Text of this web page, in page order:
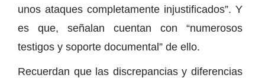
unos ataques completamente injustificados”. Y
es que, señalan cuentan con “numerosos
testigos y soporte documental” de ello.
Recuerdan que las discrepancias y diferencias